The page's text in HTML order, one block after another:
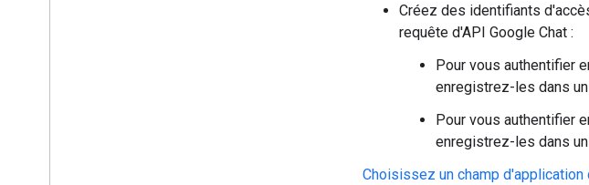
Créez des identifiants
requête d'API Google Chat :
Pour vous authentifier
enregistrez-les dans
Pour vous authentifier
enregistrez-les dans
Choisissez un champ d'application